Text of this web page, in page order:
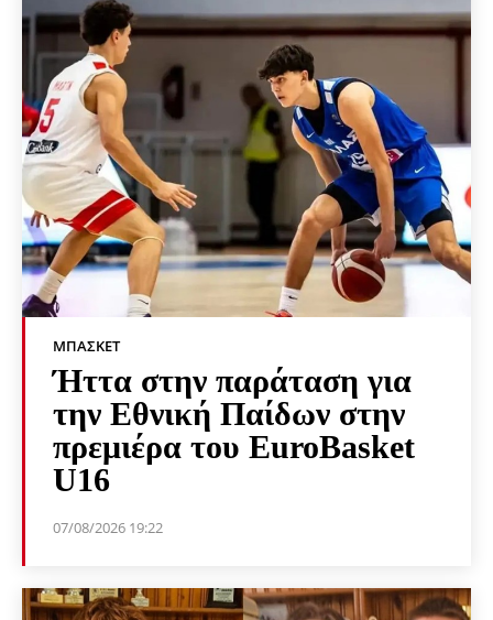
ΜΠΆΣΚΕΤ
Ήττα στην παράταση για
την Εθνική Παίδων στην
πρεμιέρα του EuroBasket
U16
07/08/2026 19:22